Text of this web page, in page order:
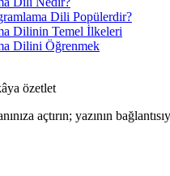
Dili Popülerdir?
Dilinin Temel İlkeleri
Dilini Öğrenmek
özetlet
açtırın; yazının